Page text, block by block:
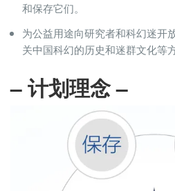
和保存它们。
为公益用途向研究者和科幻迷开
关中国科幻的历史和迷群文化等
– 计划理念 –